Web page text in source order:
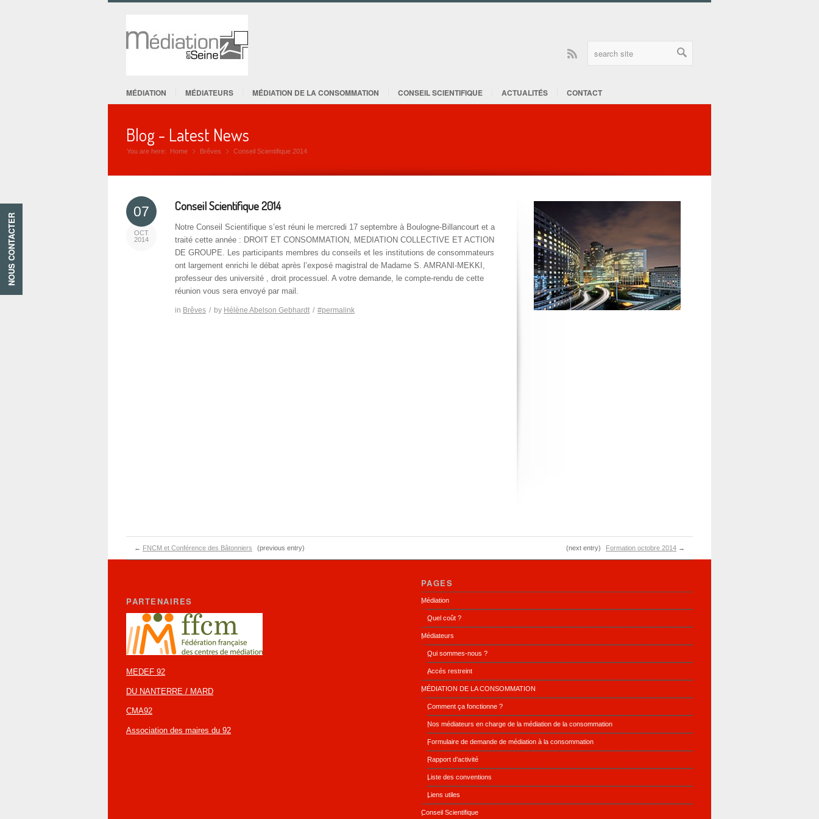
NOUS CONTACTER
MÉDIATION MÉDIATEURS MÉDIATION DE LA CONSOMMATION CONSEIL SCIENTIFIQUE ACTUALITÉS CONTACT
Rss
Blog - Latest News
You are here: Home »
Brêves »
Conseil Scientifique 2014
07
OCT
2014
Conseil Scientifique 2014
Notre Conseil Scientifique s’est réuni le mercredi 17 septembre à Boulogne-Billancourt et a
traité cette année : DROIT ET CONSOMMATION, MEDIATION COLLECTIVE ET ACTION
DE GROUPE. Les participants membres du conseils et les institutions de consommateurs
ont largement enrichi le débat après l’exposé magistral de Madame S. AMRANI-MEKKI,
professeur des université , droit processuel. A votre demande, le compte-rendu de cette
réunion vous sera envoyé par mail.
in Brêves / by Hélène Abelson Gebhardt / #permalink
← FNCM et Conférence des Bâtonniers (previous entry) (next entry) Formation octobre 2014 →
PARTENAIRES
MEDEF 92
DU NANTERRE / MARD
CMA92
Association des maires du 92
PAGES
Médiation
Quel coût ?
Médiateurs
Qui sommes-nous ?
Accés restreint
MÉDIATION DE LA CONSOMMATION
Comment ça fonctionne ?
Nos médiateurs en charge de la médiation de la consommation
Formulaire de demande de médiation à la consommation
Rapport d’activité
Liste des conventions
Liens utiles
Conseil Scientifique